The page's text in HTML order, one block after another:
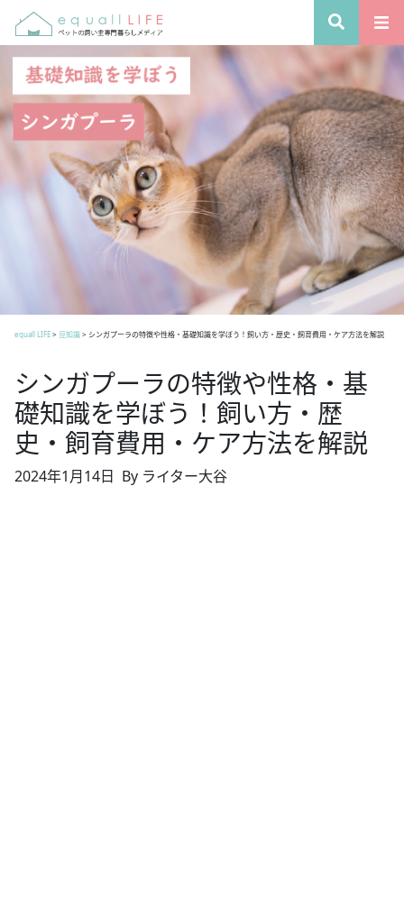
equall LIFE> 豆知識> シンガプーラの特徴や性格・基礎知識を学ぼう！飼い方・歴史・飼育費用・ケア方法を解説
シンガプーラの特徴や性格・基
礎知識を学ぼう！飼い方・歴
史・飼育費用・ケア方法を解説
2024年1月14日 By ライター大谷